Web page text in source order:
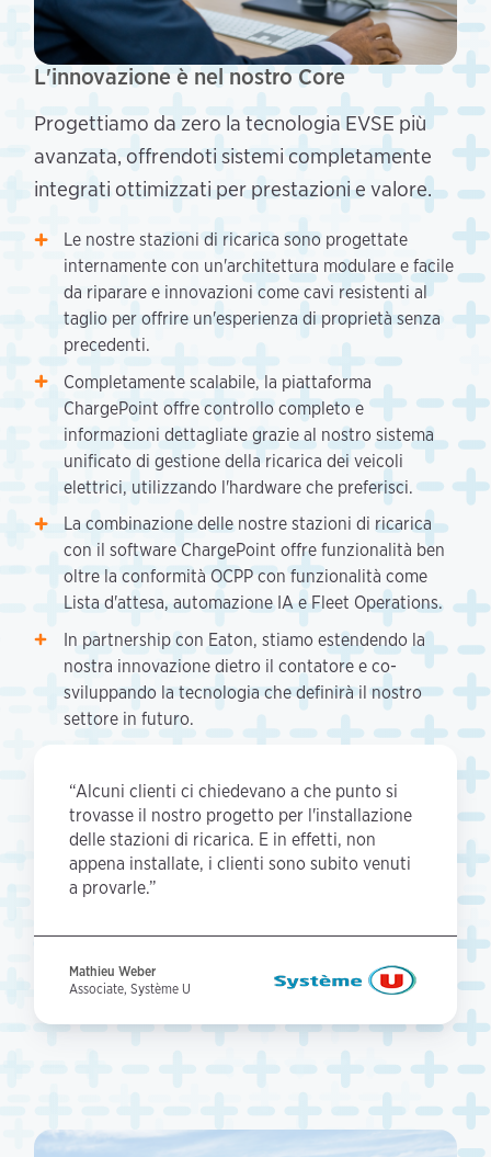
L'innovazione è nel nostro Core
Progettiamo da zero la tecnologia EVSE più
avanzata, offrendoti sistemi completamente
integrati ottimizzati per prestazioni e valore.
Le nostre stazioni di ricarica sono progettate
internamente con un'architettura modulare e facile
da riparare e innovazioni come cavi resistenti al
taglio per offrire un'esperienza di proprietà senza
precedenti.
Completamente scalabile, la piattaforma
ChargePoint offre controllo completo e
informazioni dettagliate grazie al nostro sistema
unificato di gestione della ricarica dei veicoli
elettrici, utilizzando l'hardware che preferisci.
La combinazione delle nostre stazioni di ricarica
con il software ChargePoint offre funzionalità ben
oltre la conformità OCPP con funzionalità come
Lista d'attesa, automazione IA e Fleet Operations.
In partnership con Eaton, stiamo estendendo la
nostra innovazione dietro il contatore e co-
sviluppando la tecnologia che definirà il nostro
settore in futuro.
“Alcuni clienti ci chiedevano a che punto si
trovasse il nostro progetto per l'installazione
delle stazioni di ricarica. E in effetti, non
appena installate, i clienti sono subito venuti
a provarle.”
Mathieu Weber
Associate, Système U